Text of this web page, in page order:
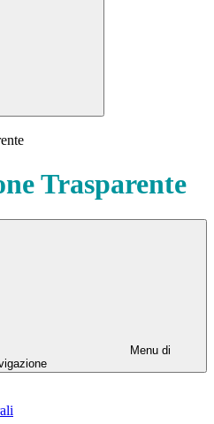
Trasparente
Menu di